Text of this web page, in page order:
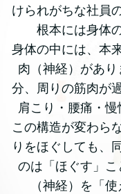
けられがちな社員
根本には身体
身体の中には、本
肉（神経）があ
分、周りの筋肉が
肩こり・腰痛・慢
この構造が変わら
りをほぐしても、
のは「ほぐす」
（神経）を「